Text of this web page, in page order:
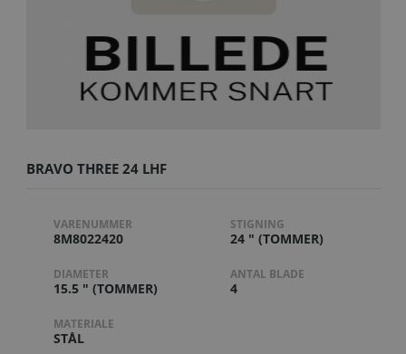
BRAVO THREE 24 LHF
VARENUMMER
8M8022420
STIGNING
24 " (TOMMER)
DIAMETER
15.5 " (TOMMER)
ANTAL BLADE
4
MATERIALE
STÅL